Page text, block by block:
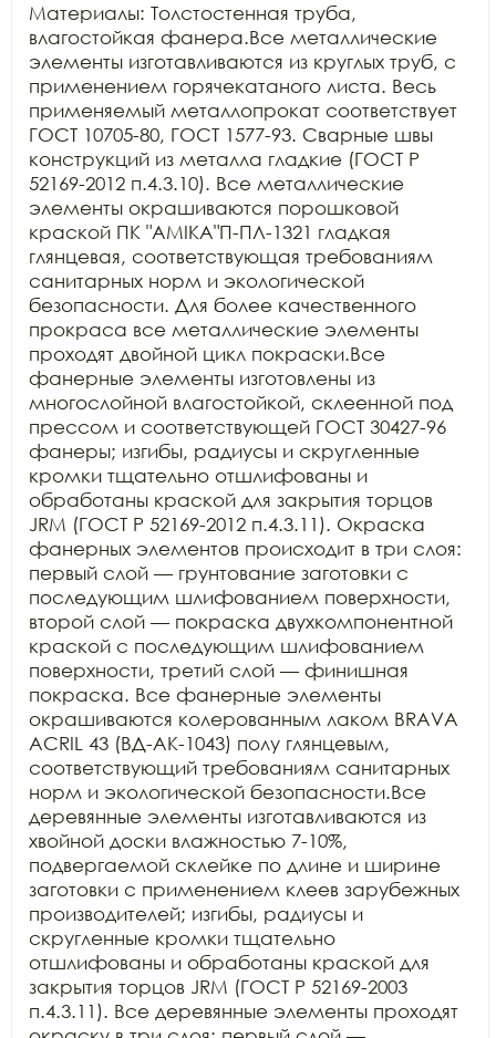
Материалы: Толстостенная труба,
влагостойкая фанера.Все металлические
элементы изготавливаются из круглых труб, с
применением горячекатаного листа. Весь
применяемый металлопрокат соответствует
ГОСТ 10705-80, ГОСТ 1577-93. Сварные швы
конструкций из металла гладкие (ГОСТ Р
52169-2012 п.4.3.10). Все металлические
элементы окрашиваются порошковой
краской ПК "АМIKA"П-ПЛ-1321 гладкая
глянцевая, соответствующая требованиям
санитарных норм и экологической
безопасности. Для более качественного
прокраса все металлические элементы
проходят двойной цикл покраски.Все
фанерные элементы изготовлены из
многослойной влагостойкой, склеенной под
прессом и соответствующей ГОСТ 30427-96
фанеры; изгибы, радиусы и скругленные
кромки тщательно отшлифованы и
обработаны краской для закрытия торцов
JRM (ГОСТ Р 52169-2012 п.4.3.11). Окраска
фанерных элементов происходит в три слоя:
первый слой — грунтование заготовки с
последующим шлифованием поверхности,
второй слой — покраска двухкомпонентной
краской с последующим шлифованием
поверхности, третий слой — финишная
покраска. Все фанерные элементы
окрашиваются колерованным лаком BRAVA
ACRIL 43 (ВД-АК-1043) полу глянцевым,
соответствующий требованиям санитарных
норм и экологической безопасности.Все
деревянные элементы изготавливаются из
хвойной доски влажностью 7-10%,
подвергаемой склейке по длине и ширине
заготовки с применением клеев зарубежных
производителей; изгибы, радиусы и
скругленные кромки тщательно
отшлифованы и обработаны краской для
закрытия торцов JRM (ГОСТ Р 52169-2003
п.4.3.11). Все деревянные элементы проходят